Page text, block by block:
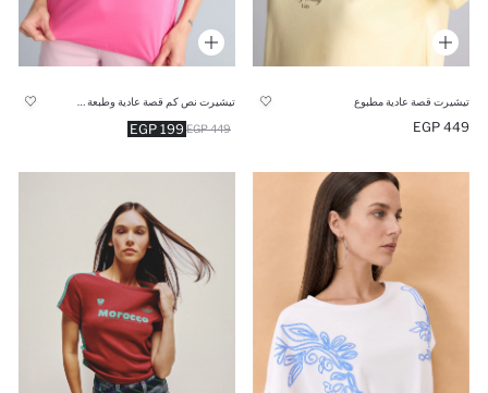
تيشيرت قصة عادية مطبوع
449 EGP
199 EGP 449 EGP